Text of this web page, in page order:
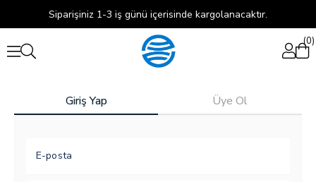
Siparişiniz 1-3 iş günü içerisinde kargolanacaktır.
0
Giriş Yap Üye Ol
E-posta